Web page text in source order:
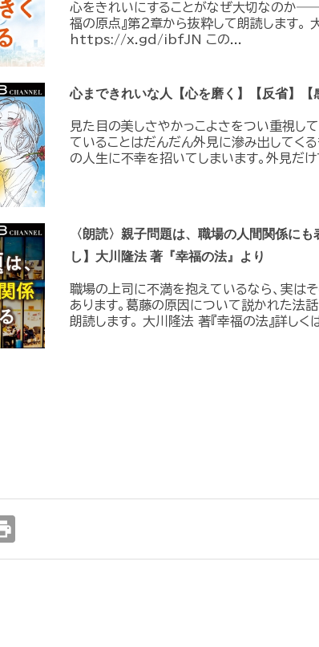
心をきれいにすることがなぜ大切なのか
福の原点』第２章から抜粋して朗読します。
https://x.gd/ibfJN この...
心まできれいな人【心を磨く】【反省】【
見た目の美しさやかっこよさをつい重視し
ていることはだんだん外見に滲み出してく
の人生に不幸を招いてしまいます。外見だけ
〈朗読〉親子問題は、職場の人間関係に
し】大川隆法 著『幸福の法』より
職場の上司に不満を抱えているなら、実は
あります。葛藤の原因について説かれた法
朗読します。 大川隆法 著『幸福の法』詳しく